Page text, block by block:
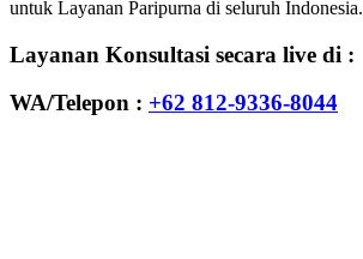
untuk Layanan Paripurna di seluruh Indonesia.
Layanan Konsultasi secara live di :
WA/Telepon : +62 812-9336-8044